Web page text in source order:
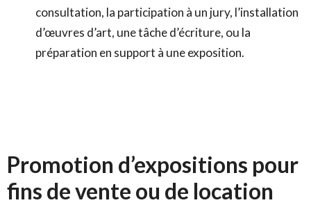
consultation, la participation à un jury, l’installation
d’œuvres d’art, une tâche d’écriture, ou la
préparation en support à une exposition.
Promotion d’expositions pour
fins de vente ou de location